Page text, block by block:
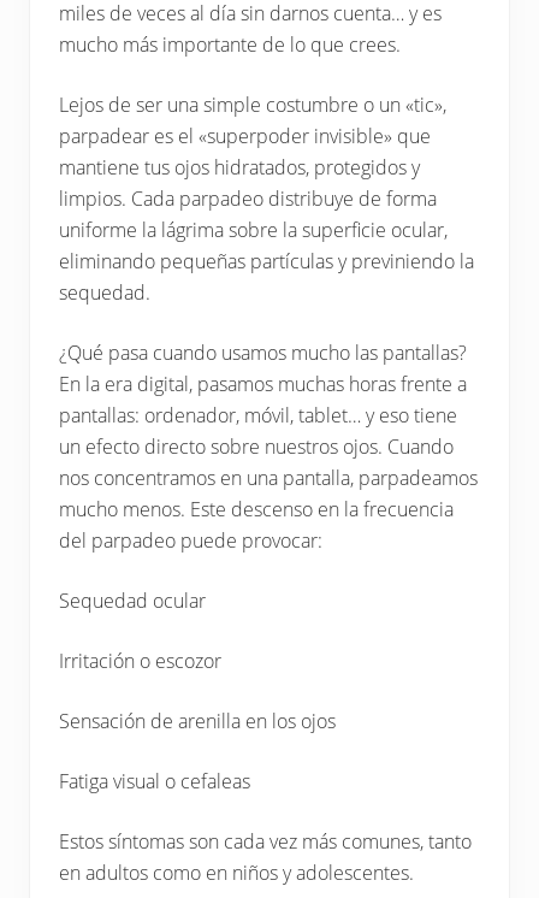
miles de veces al día sin darnos cuenta… y es
mucho más importante de lo que crees.
Lejos de ser una simple costumbre o un «tic»,
parpadear es el «superpoder invisible» que
mantiene tus ojos hidratados, protegidos y
limpios. Cada parpadeo distribuye de forma
uniforme la lágrima sobre la superficie ocular,
eliminando pequeñas partículas y previniendo la
sequedad.
¿Qué pasa cuando usamos mucho las pantallas?
En la era digital, pasamos muchas horas frente a
pantallas: ordenador, móvil, tablet… y eso tiene
un efecto directo sobre nuestros ojos. Cuando
nos concentramos en una pantalla, parpadeamos
mucho menos. Este descenso en la frecuencia
del parpadeo puede provocar:
Sequedad ocular
Irritación o escozor
Sensación de arenilla en los ojos
Fatiga visual o cefaleas
Estos síntomas son cada vez más comunes, tanto
en adultos como en niños y adolescentes.